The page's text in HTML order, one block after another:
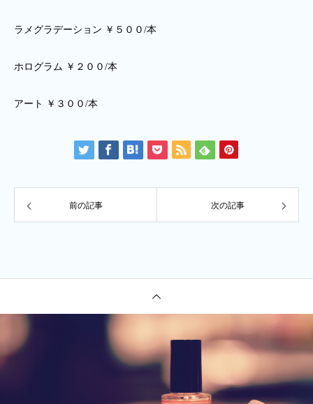
ラメグラデーション ￥５００/本
ホログラム ￥２００/本
アート ￥３００/本
前の記事 次の記事